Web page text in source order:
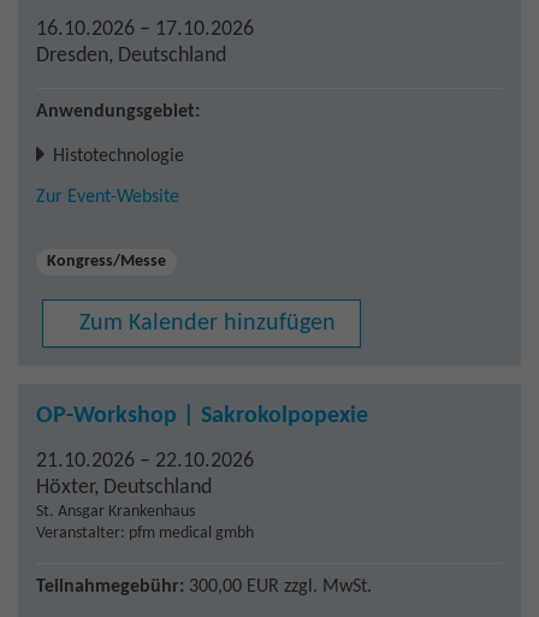
16.10.2026 – 17.10.2026
Dresden, Deutschland
Anwendungsgebiet:
Histotechnologie
Zur Event-Website
Kongress/Messe
Zum Kalender hinzufügen
OP-Workshop | Sakrokolpopexie
21.10.2026 – 22.10.2026
Höxter, Deutschland
St. Ansgar Krankenhaus
Veranstalter: pfm medical gmbh
Teilnahmegebühr: 300,00 EUR zzgl. MwSt.